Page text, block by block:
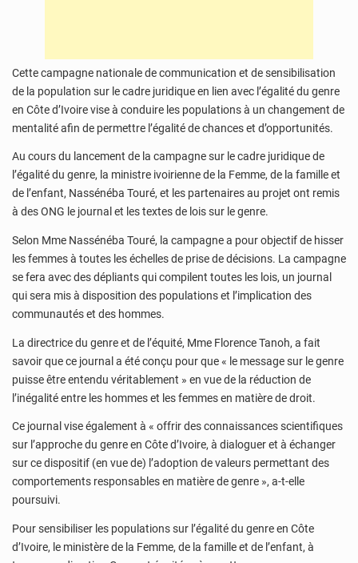
Cette campagne nationale de communication et de sensibilisation
de la population sur le cadre juridique en lien avec l’égalité du genre
en Côte d’Ivoire vise à conduire les populations à un changement de
mentalité afin de permettre l’égalité de chances et d’opportunités.
Au cours du lancement de la campagne sur le cadre juridique de
l’égalité du genre, la ministre ivoirienne de la Femme, de la famille et
de l’enfant, Nassénéba Touré, et les partenaires au projet ont remis
à des ONG le journal et les textes de lois sur le genre.
Selon Mme Nassénéba Touré, la campagne a pour objectif de hisser
les femmes à toutes les échelles de prise de décisions. La campagne
se fera avec des dépliants qui compilent toutes les lois, un journal
qui sera mis à disposition des populations et l’implication des
communautés et des hommes.
La directrice du genre et de l’équité, Mme Florence Tanoh, a fait
savoir que ce journal a été conçu pour que « le message sur le genre
puisse être entendu véritablement » en vue de la réduction de
l’inégalité entre les hommes et les femmes en matière de droit.
Ce journal vise également à « offrir des connaissances scientifiques
sur l’approche du genre en Côte d’Ivoire, à dialoguer et à échanger
sur ce dispositif (en vue de) l’adoption de valeurs permettant des
comportements responsables en matière de genre », a-t-elle
poursuivi.
Pour sensibiliser les populations sur l’égalité du genre en Côte
d’Ivoire, le ministère de la Femme, de la famille et de l’enfant, à